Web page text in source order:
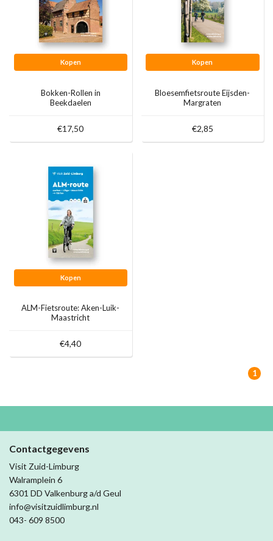
Kopen
Bokken-Rollen in
Beekdaelen
€17,50
Kopen
Bloesemfietsroute Eijsden-
Margraten
€2,85
Kopen
ALM-Fietsroute: Aken-Luik-
Maastricht
€4,40
1
Contactgegevens
Visit Zuid-Limburg
Walramplein 6
6301 DD Valkenburg a/d Geul
info@visitzuidlimburg.nl
043- 609 8500